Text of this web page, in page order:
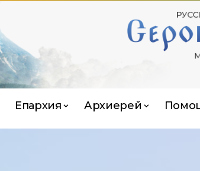
Епархия Архиерей